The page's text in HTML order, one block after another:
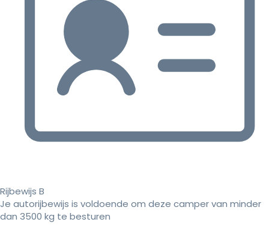
Rijbewijs B
Je autorijbewijs is voldoende om deze camper van minder
dan 3500 kg te besturen